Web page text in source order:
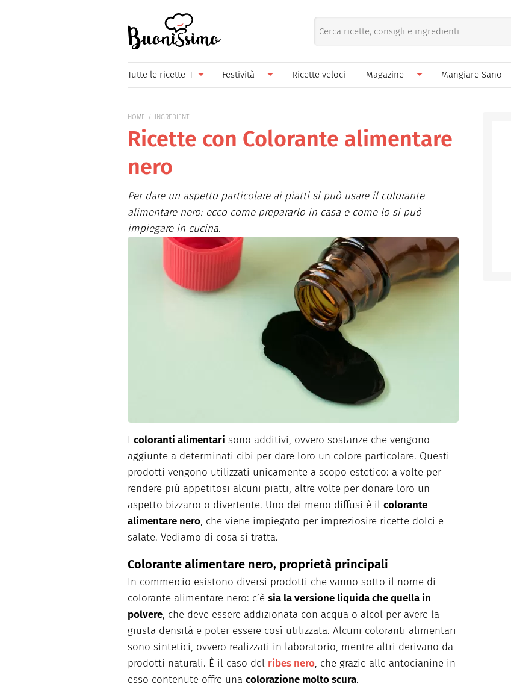
Tutte le ricette
Primi piatti Pane pizza focacce
Piatti unici
Contorni Conserve
Formaggi
Festività
Carnevale
Festa del Papà
Natale
Pasqua
San Valentino
Ricette veloci Magazine Mangiare Sano
HOME INGREDIENTI
Ricette con Colorante alimentare
nero
Per dare un aspetto particolare ai piatti si può usare il colorante
alimentare nero: ecco come prepararlo in casa e come lo si può
impiegare in cucina.
I coloranti alimentari sono additivi, ovvero sostanze che vengono
aggiunte a determinati cibi per dare loro un colore particolare. Questi
prodotti vengono utilizzati unicamente a scopo estetico: a volte per
rendere più appetitosi alcuni piatti, altre volte per donare loro un
aspetto bizzarro o divertente. Uno dei meno diffusi è il colorante
alimentare nero, che viene impiegato per impreziosire ricette dolci e
salate. Vediamo di cosa si tratta.
Colorante alimentare nero, proprietà principali
In commercio esistono diversi prodotti che vanno sotto il nome di
colorante alimentare nero: c’è sia la versione liquida che quella in
polvere, che deve essere addizionata con acqua o alcol per avere la
giusta densità e poter essere così utilizzata. Alcuni coloranti alimentari
sono sintetici, ovvero realizzati in laboratorio, mentre altri derivano da
prodotti naturali. È il caso del ribes nero, che grazie alle antocianine in
esso contenute offre una colorazione molto scura.